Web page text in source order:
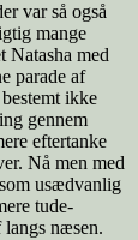
var så også
mange
Natasha med
parade af
ikke
gennem
eftertanke
Nå men med
usædvanlig
tude-
langs næsen.